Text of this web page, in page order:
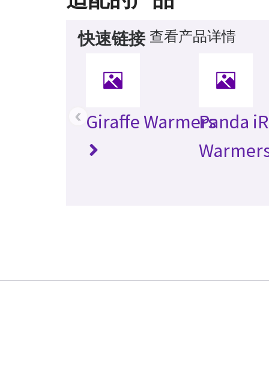
快速链接 查看产品详情
Giraffe WarmersPanda
‹